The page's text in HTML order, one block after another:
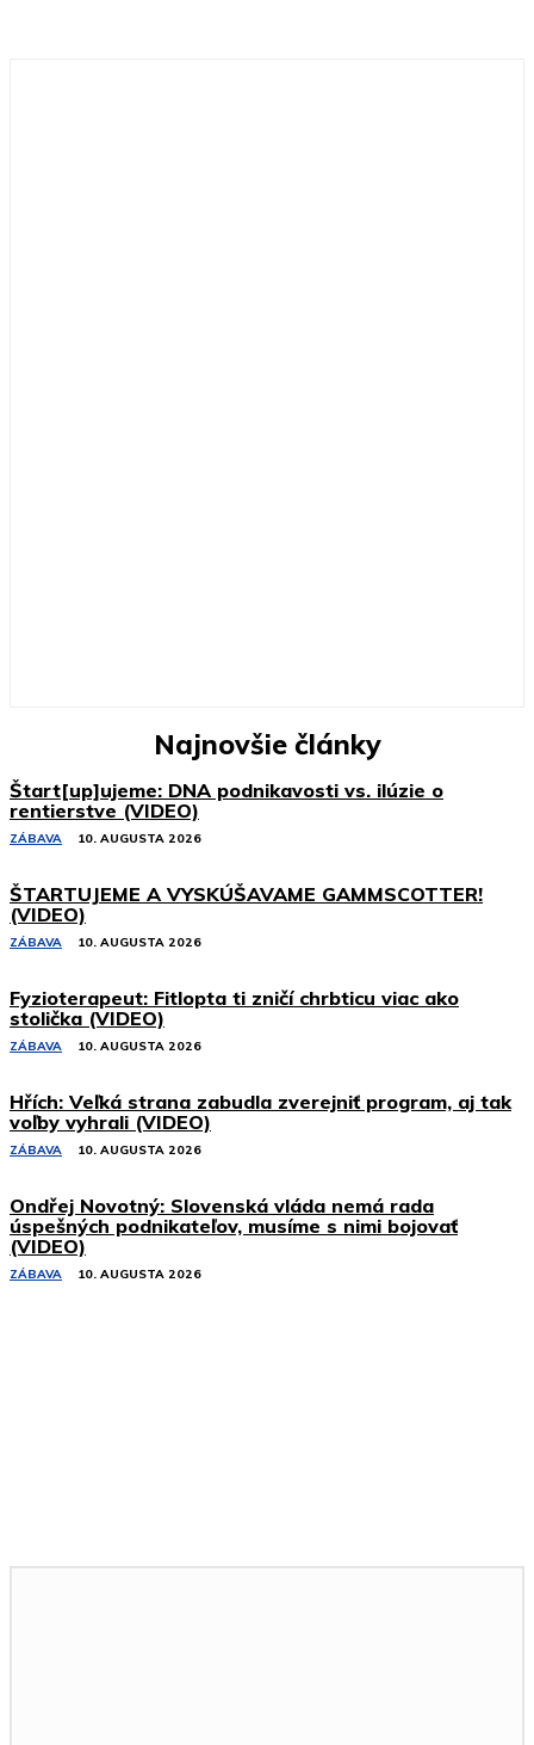
Najnovšie články
Štart[up]ujeme: DNA podnikavosti vs. ilúzie o
rentierstve (VIDEO)
ZÁBAVA 10. AUGUSTA 2026
ŠTARTUJEME A VYSKÚŠAVAME GAMMSCOTTER!
(VIDEO)
ZÁBAVA 10. AUGUSTA 2026
Fyzioterapeut: Fitlopta ti zničí chrbticu viac ako
stolička (VIDEO)
ZÁBAVA 10. AUGUSTA 2026
Hřích: Veľká strana zabudla zverejniť program, aj tak
voľby vyhrali (VIDEO)
ZÁBAVA 10. AUGUSTA 2026
Ondřej Novotný: Slovenská vláda nemá rada
úspešných podnikateľov, musíme s nimi bojovať
(VIDEO)
ZÁBAVA 10. AUGUSTA 2026